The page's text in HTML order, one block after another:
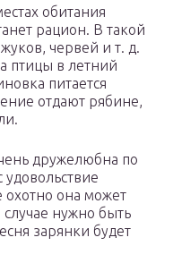
обитания
рацион. В такой
червей и т. д.
птицы в летний
питается
отдают рябине,
дружелюбна по
она может
случае нужно быть
зарянки будет